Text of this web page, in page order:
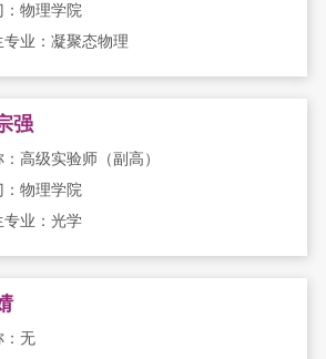
：物理学院
专业：凝聚态物理
强
高级实验师（副高）
：物理学院
专业：光学
：无